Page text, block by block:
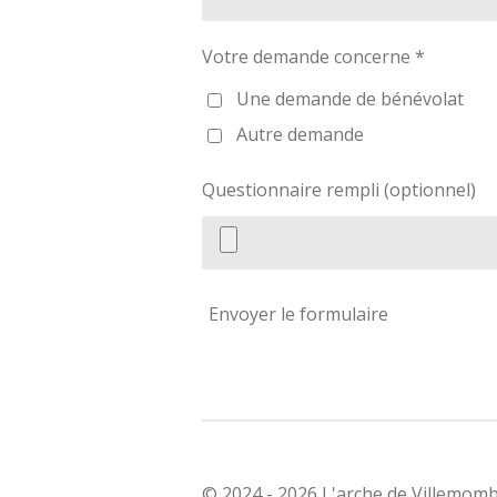
Votre demande concerne *
Une demande de bénévolat
Autre demande
Questionnaire rempli (optionnel)
Envoyer le formulaire